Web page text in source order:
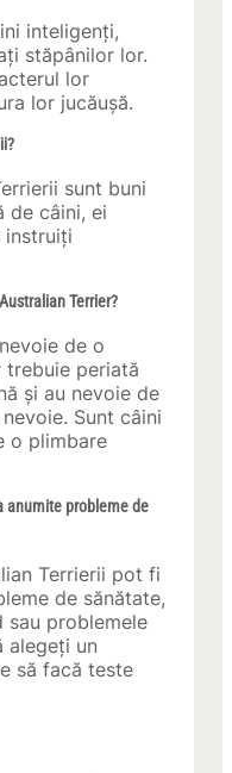
inteligenți,
stăpânilor lor.
lor
lor jucăușă.
sunt buni
de câini, ei
instruiți
Terrier?
de o
trebuie periată
și au nevoie de
Sunt câini
o plimbare
anumite probleme de
Terrierii pot fi
de sănătate,
sau problemele
alegeți un
să facă teste